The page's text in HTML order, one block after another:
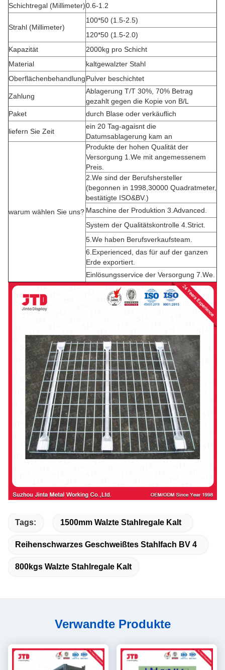
Schichtregal (Millimeter)0.6-1.2
Strahl (Millimeter)
100*50 (1.5-2.5)
120*50 (1.5-2.0)
Kapazität
2000kg pro Schicht
Material
kaltgewalzter Stahl
OberflächenbehandlungPulver beschichtet
Zahlung
Ablagerung T/T 30%, 70% Betrag
gezahlt gegen die Kopie von B/L
Paket
durch Blase oder verkäuflich
liefern Sie Zeit
ein 20 Tag-agaisnt die
Datumsablagerung kam an
warum wählen Sie uns?
Produkte der hohen Qualität der
Versorgung 1.We mit angemessenem
Preis.
2.We sind der Berufshersteller
(begonnen in 1998,30000 Quadratmeter,
bestätigte ISO&BV.)
Maschine der Produktion 3.Advanced.
System der Qualitätskontrolle 4.Strict.
5.We haben Berufsverkaufsteam.
6.Experienced, das für auf der ganzen
Erde exportiert.
Einlösungsservice der Versorgung 7.We.
Tags: 1500mm Walzte Stahlregale Kalt
Reihenschwarzes Geschweißtes Stahlfach BV 4
800kgs Walzte Stahlregale Kalt
Verwandte Produkte